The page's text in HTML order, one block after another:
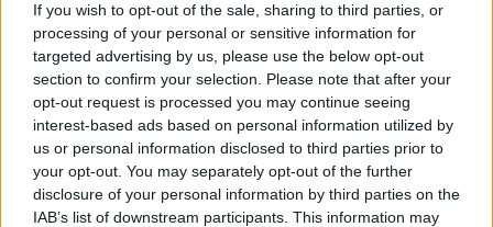
If you wish to opt-out of the sale, sharing to third parties, or
processing of your personal or sensitive information for
targeted advertising by us, please use the below opt-out
section to confirm your selection. Please note that after your
opt-out request is processed you may continue seeing
interest-based ads based on personal information utilized by
us or personal information disclosed to third parties prior to
your opt-out. You may separately opt-out of the further
disclosure of your personal information by third parties on the
IAB’s list of downstream participants. This information may
ΑΠΌΨΕΙΣ
Η ελληνική ελαιοπαραγωγή στην κλιματική κρίση: η
διπλή πρόκληση